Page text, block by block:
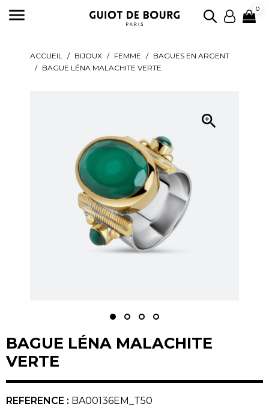
 0
ACCUEIL BIJOUX FEMME
BAGUES EN ARGENT
BAGUE LÉNA MALACHITE VERTE

BAGUE LÉNA MALACHITE
VERTE
REFERENCE : BA00136EM_T50